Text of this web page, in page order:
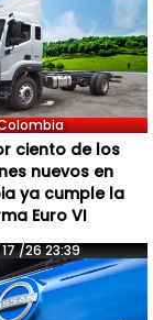
ciento de los
nuevos en
ya cumple la
Euro VI
/26 23:39